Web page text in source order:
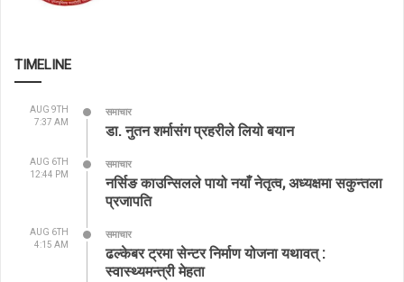
TIMELINE
AUG 9TH
7:37 AM
समाचार
डा. नुतन शर्मासंग प्रहरीले लियो बयान
AUG 6TH
12:44 PM
समाचार
नर्सिङ काउन्सिलले पायो नयाँ नेतृत्व, अध्यक्षमा सकुन्तला
प्रजापति
AUG 6TH
4:15 AM
समाचार
ढल्केबर ट्रमा सेन्टर निर्माण योजना यथावत् :
स्वास्थ्यमन्त्री मेहता